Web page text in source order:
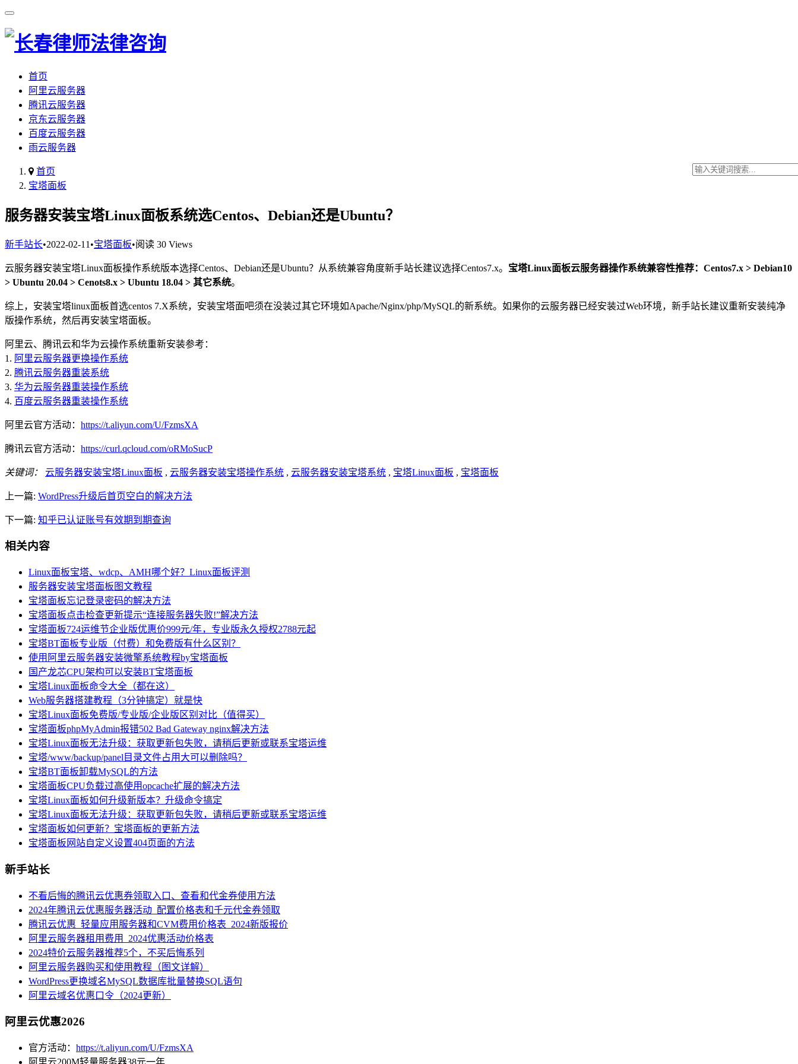
首页
阿里云服务器
腾讯云服务器
京东云服务器
百度云服务器
雨云服务器
首页
宝塔面板
服务器安装宝塔Linux面板系统选Centos、Debian还是Ubuntu？
新手站长•2022-02-11 •宝塔面板•阅读 30 Views
云服务器安装宝塔Linux面板操作系统版本选择Centos、Debian还是Ubuntu？从系统兼容角度新手站长建议选择Centos7.x。 宝塔Linux面板云服务器操作系统兼容性推荐：Centos7.x > Debian10
> Ubuntu 20.04 > Cenots8.x > Ubuntu 18.04 > 其它系统。
综上，安装宝塔linux面板首选centos 7.X系统，安装宝塔面吧须在没装过其它环境如Apache/Nginx/php/MySQL的新系统。如果你的云服务器已经安装过Web环境，新手站长建议重新安装纯净
版操作系统，然后再安装宝塔面板。
阿里云、腾讯云和华为云操作系统重新安装参考：
1. 阿里云服务器更换操作系统
2. 腾讯云服务器重装系统
3. 华为云服务器重装操作系统
4. 百度云服务器重装操作系统
阿里云官方活动： https://t.aliyun.com/U/FzmsXA
腾讯云官方活动： https://curl.qcloud.com/oRMoSucP
关键词： 云服务器安装宝塔Linux面板 , 云服务器安装宝塔操作系统 , 云服务器安装宝塔系统 , 宝塔Linux面板 , 宝塔面板
上一篇: WordPress升级后首页空白的解决方法
下一篇: 知乎已认证账号有效期到期查询
相关内容
Linux面板宝塔、wdcp、AMH哪个好？Linux面板评测
服务器安装宝塔面板图文教程
宝塔面板忘记登录密码的解决方法
宝塔面板点击检查更新提示“连接服务器失败!”解决方法
宝塔面板724运维节企业版优惠价999元/年，专业版永久授权2788元起
宝塔BT面板专业版（付费）和免费版有什么区别？
使用阿里云服务器安装微擎系统教程by宝塔面板
国产龙芯CPU架构可以安装BT宝塔面板
宝塔Linux面板命令大全（都在这）
Web服务器搭建教程（3分钟搞定）就是快
宝塔Linux面板免费版/专业版/企业版区别对比（值得买）
宝塔面板phpMyAdmin报错502 Bad Gateway nginx解决方法
宝塔Linux面板无法升级：获取更新包失败，请稍后更新或联系宝塔运维
宝塔/www/backup/panel目录文件占用大可以删除吗？
宝塔BT面板卸载MySQL的方法
宝塔面板CPU负载过高使用opcache扩展的解决方法
宝塔Linux面板如何升级新版本？升级命令搞定
宝塔Linux面板无法升级：获取更新包失败，请稍后更新或联系宝塔运维
宝塔面板如何更新？宝塔面板的更新方法
宝塔面板网站自定义设置404页面的方法
新手站长
不看后悔的腾讯云优惠券领取入口、查看和代金券使用方法
2024年腾讯云优惠服务器活动_配置价格表和千元代金券领取
腾讯云优惠_轻量应用服务器和CVM费用价格表_2024新版报价
阿里云服务器租用费用_2024优惠活动价格表
2024特价云服务器推荐5个，不买后悔系列
阿里云服务器购买和使用教程（图文详解）
WordPress更换域名MySQL数据库批量替换SQL语句
阿里云域名优惠口令（2024更新）
阿里云优惠2026
官方活动： https://t.aliyun.com/U/FzmsXA
阿里云200M轻量服务器38元一年